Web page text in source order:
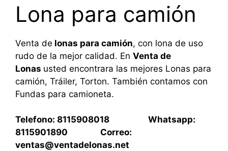
Lona para camión
Venta de lonas para camión, con lona de uso
rudo de la mejor calidad. En Venta de
Lonas usted encontrara las mejores Lonas para
camión, Tráiler, Torton. También contamos con
Fundas para camioneta.
Telefono: 8115908018 Whatsapp:
8115901890 Correo:
ventas@ventadelonas.net